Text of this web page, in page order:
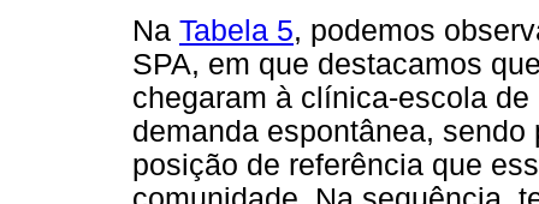
Na Tabela 5, podemos
SPA, em que destacamos
chegaram à clínica-escola
demanda espontânea,
posição de referência que